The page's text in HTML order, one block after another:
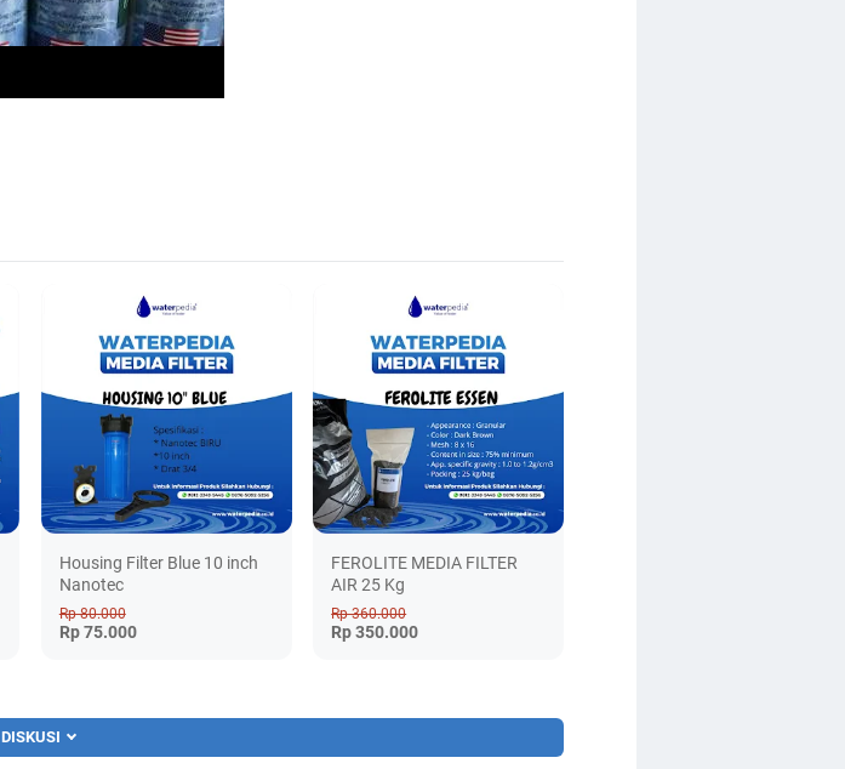
Housing Filter Blue 10 inch
Nanotec
Rp 80.000
Rp 75.000
FEROLITE MEDIA FILTER
AIR 25 Kg
Rp 360.000
Rp 350.000
DISKUSI